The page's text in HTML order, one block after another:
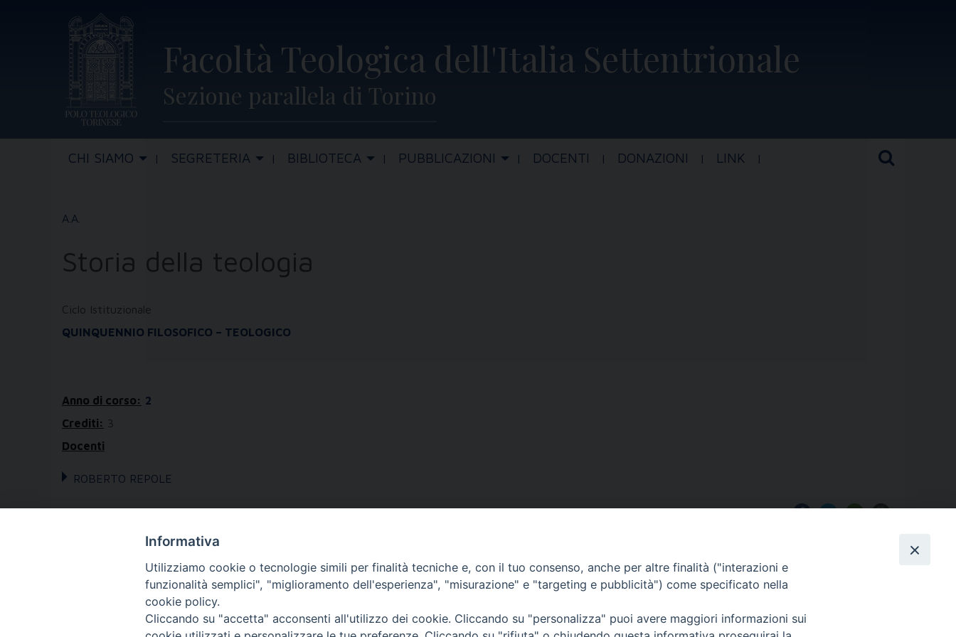
Facoltà Teologica dell'Italia Settentrionale
Sezione parallela di Torino
CHI SIAMO SEGRETERIA BIBLIOTECA PUBBLICAZIONI DOCENTI DONAZIONI LINK
Storia della teologia
Ciclo Istituzionale
QUINQUENNIO FILOSOFICO – TEOLOGICO
Anno di corso: 2
Crediti: 3
Docenti
ROBERTO REPOLE
FONDAZIONE POLO TEOLOGICO TORINESE
Informativa
Utilizziamo cookie o tecnologie simili per finalità tecniche e, con il tuo consenso, anche per altre finalità ("interazioni e
funzionalità semplici", "miglioramento dell'esperienza", "misurazione" e "targeting e pubblicità") come specificato nella
cookie policy.
Cliccando su "accetta" acconsenti all'utilizzo dei cookie. Cliccando su "personalizza" puoi avere maggiori informazioni sui